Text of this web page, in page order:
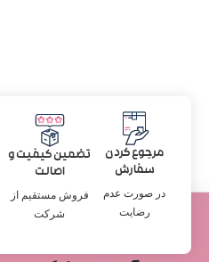
مرجوع کردن
سفارش
در صورت عدم
رضایت
تضمین کیفیت و
اصالت
فروش مستقیم از
شرکت